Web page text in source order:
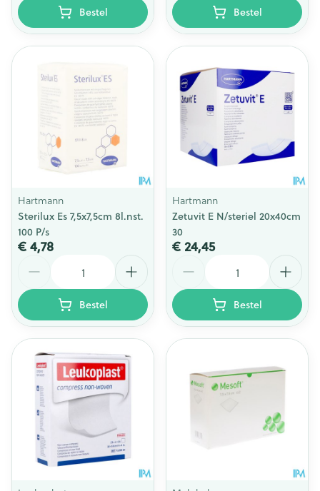
Bestel Bestel
Hartmann
Sterilux Es 7,5x7,5cm 8l.nst.
100 P/s
€ 4,78
Bestel
Hartmann
Zetuvit E N/steriel 20x40cm
30
€ 24,45
Bestel